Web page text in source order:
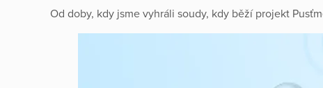
Od doby, kdy jsme vyhráli soudy, kdy běží projekt